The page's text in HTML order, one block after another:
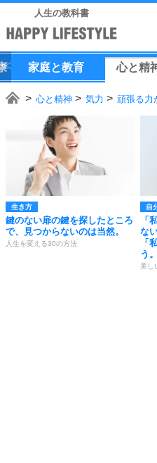
人生の教科書
家庭と教育 心と精
心と精神 気力 頑張る力
生き方
鍵のない扉の鍵を探したところ
で、見つからないのは当然。
人生を変える30の方法
自
「
ない
「
う。
美し